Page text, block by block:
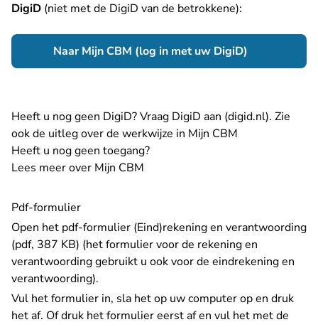
DigiD (niet met de DigiD van de betrokkene):
Naar Mijn CBM (log in met uw DigiD)
Heeft u nog geen DigiD?Vraag DigiD aan (digid.nl)- U
. Zie
ook de uitleg over de werkwijze in Mijn CBM
Heeft u nog geen toegang?
Lees meer over Mijn CBM
Pdf-formulier
Open het pdf-formulier (Eind)rekening en verantwoording
(pdf, 387 KB) (het formulier voor de rekening en
verantwoording gebruikt u ook voor de eindrekening en
verantwoording).
Vul het formulier in, sla het op uw computer op en druk
het af. Of druk het formulier eerst af en vul het met de